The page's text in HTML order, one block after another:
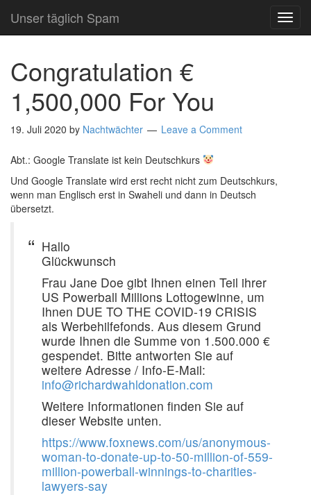
Unser täglich Spam
Congratulation €
1,500,000 For You
19. Juli 2020 by Nachtwächter Leave a Comment
Abt.: Google Translate ist kein Deutschkurs
Und Google Translate wird erst recht nicht zum Deutschkurs,
wenn man Englisch erst in Swaheli und dann in Deutsch
übersetzt.
Hallo
Glückwunsch
Frau Jane Doe gibt Ihnen einen Teil ihrer
US Powerball Millions Lottogewinne, um
Ihnen DUE TO THE COVID-19 CRISIS
als Werbehilfefonds. Aus diesem Grund
wurde Ihnen die Summe von 1.500.000 €
gespendet. Bitte antworten Sie auf
weitere Adresse / Info-E-Mail:
info@richardwahldonation.com
Weitere Informationen finden Sie auf
dieser Website unten.
https://www.foxnews.com/us/anonymous-
woman-to-donate-up-to-50-million-of-559-
million-powerball-winnings-to-charities-
lawyers-say